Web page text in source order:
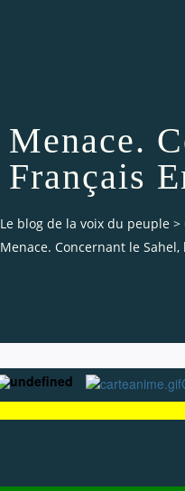
Menace.
Français
Le blog de la voix du peuple >
Menace. Concernant le